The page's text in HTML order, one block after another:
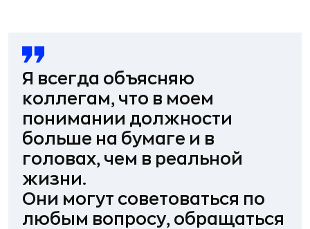
Я всегда объясняю
коллегам, что в моем
понимании должности
больше на бумаге и в
головах, чем в реальной
жизни.
Они могут советоваться по
любым вопросу, обращаться